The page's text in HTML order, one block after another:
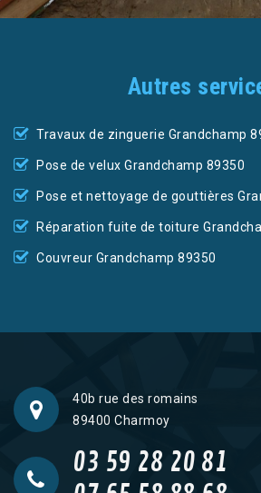
Autres
Travaux de zinguerie Grandchamp
Pose de velux Grandchamp 89350
Pose et nettoyage de gouttières
Réparation fuite de toiture
Couvreur Grandchamp 89350
40b rue des romains
89400 Charmoy
03 59 28 20 81